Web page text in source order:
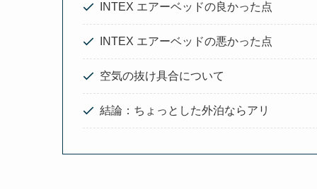
INTEX エアーベッドの良かった点
INTEX エアーベッドの悪かった点
空気の抜け具合について
結論：ちょっとした外泊ならアリ